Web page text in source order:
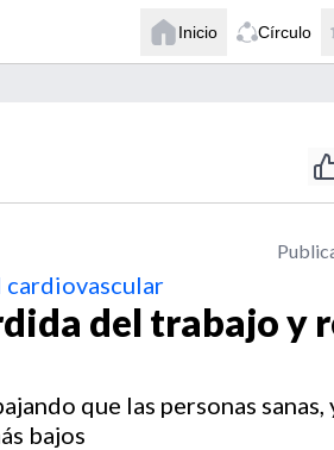
Inicio Círculo
cardiovascular
del trabajo y
que las personas sanas,
bajos